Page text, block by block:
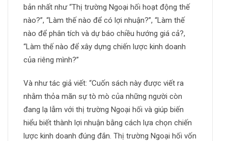
bản nhất như “Thị trường Ngoại hối hoạt động thế
nào?”, “Làm thế nào để có lợi nhuận?”, “Làm thế
nào để phân tích và dự báo chiều hướng giá cả?,
“Làm thế nào để xây dựng chiến lược kinh doanh
của riêng mình?”
Và như tác giả viết: “Cuốn sách này được viết ra
nhằm thỏa mãn sự tò mò của những người còn
đang lạ lẫm với thị trường Ngoại hối và giúp biến
hiểu biết thành lợi nhuận bằng cách lựa chọn chiến
lược kinh doanh đúng đắn. Thị trường Ngoại hối vốn